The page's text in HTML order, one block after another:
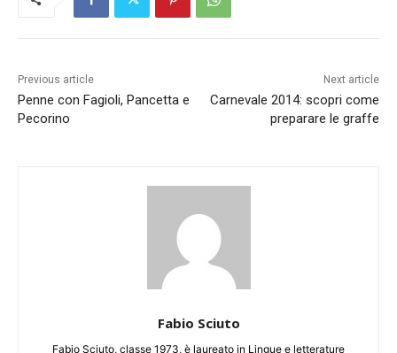
Previous article
Penne con Fagioli, Pancetta e
Pecorino
Next article
Carnevale 2014: scopri come
preparare le graffe
Fabio Sciuto
Fabio Sciuto, classe 1973, è laureato in Lingue e letterature